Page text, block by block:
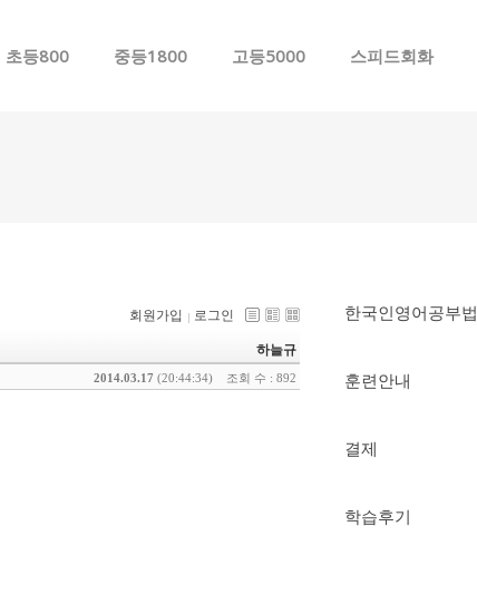
초등800 중등1800 고등5000 스피드회화
한국인영어공부법
훈련안내
결제
학습후기
회원가입 로그인
하늘규
조회 수 : 892
2014.03.17 (20:44:34)